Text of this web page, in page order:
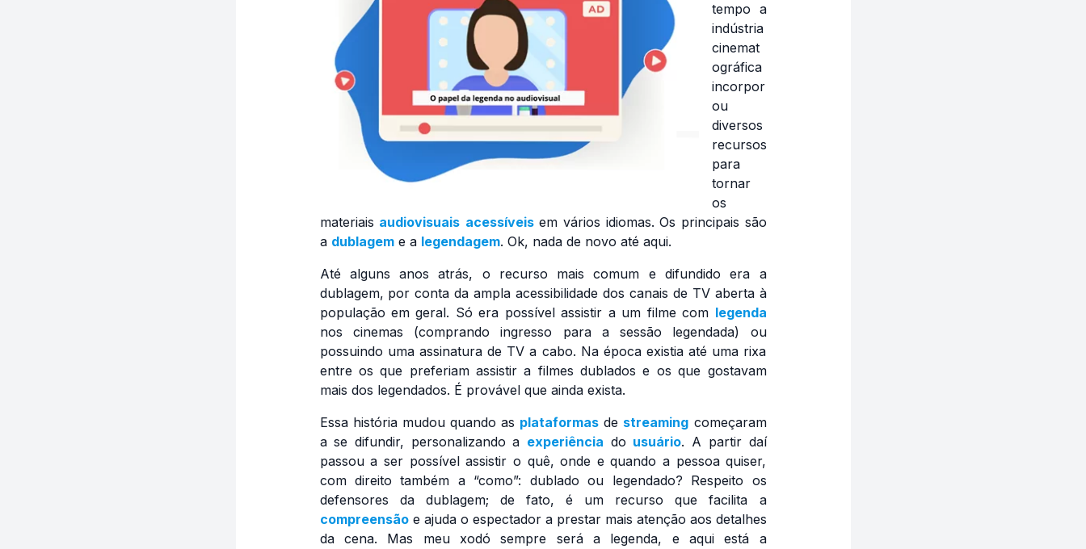
tempo a
indústria
cinemat
ográfica
incorpor
ou
diversos
recursos
para
tornar
os
materiais audiovisuais acessíveisem vários idiomas. Os principais são
a dublageme a legendagem. Ok, nada de novo até aqui.
Até alguns anos atrás, o recurso mais comum e difundido era a
dublagem, por conta da ampla acessibilidade dos canais de TV aberta à
população em geral. Só era possível assistir a um filme com legenda
nos cinemas (comprando ingresso para a sessão legendada) ou
possuindo uma assinatura de TV a cabo. Na época existia até uma rixa
entre os que preferiam assistir a filmes dublados e os que gostavam
mais dos legendados. É provável que ainda exista.
Essa história mudou quando as plataformas de streaming começaram
a se difundir, personalizando a experiência do usuário. A partir daí
passou a ser possível assistir o quê, onde e quando a pessoa quiser,
com direito também a “como”: dublado ou legendado? Respeito os
defensores da dublagem; de fato, é um recurso que facilita a
compreensãoe ajuda o espectador a prestar mais atenção aos detalhes
da cena. Mas meu xodó sempre será a legenda, e aqui está a